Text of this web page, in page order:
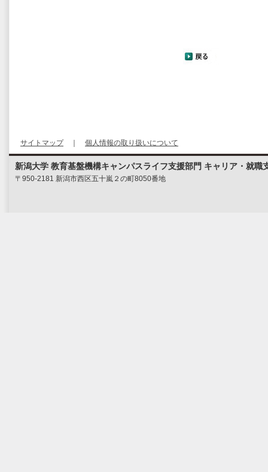
サイトマップ｜ 個人情報の取り扱いについて
新潟大学 教育基盤機構キャンパスライフ支援部門 キャリア・就職
〒950-2181 新潟市西区五十嵐２の町8050番地